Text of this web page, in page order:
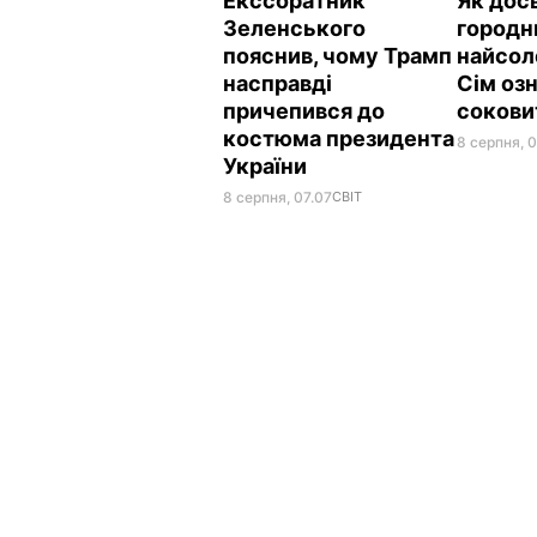
Зеленського
пояснив, чому Трамп
насправді
причепився до
костюма президента
України
8 серпня, 07.07СВІТ
Сім
8 серпня,